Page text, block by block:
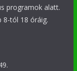
programok alatt.
8-tól 18 óráig.